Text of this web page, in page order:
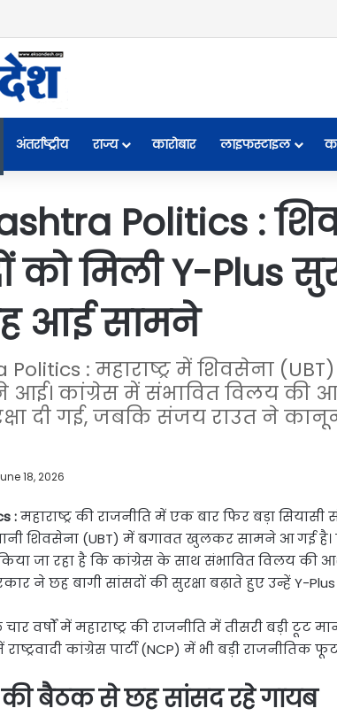
अंतर्राष्ट्रीय राज्य कारोबार लाइफस्टाइल
Politics :
को मिली Y-Plus
आई सामने
: महाराष्ट्र में शिवसेना
कांग्रेस में संभावित विलय की
दी गई, जबकि संजय राउत ने
18, 2026
:महाराष्ट्र की राजनीति में एक बार फिर बड़ा
शिवसेना (UBT) में बगावत खुलकर सामने आ गई है।
जा रहा है कि कांग्रेस के साथ संभावित विलय की
ने छह बागी सांसदों की सुरक्षा बढ़ाते हुए उन्हें Y-
वर्षों में महाराष्ट्र की राजनीति में तीसरी बड़ी टूट
कांग्रेस पार्टी (NCP) में भी बड़ी राजनीतिक
बैठक से छह सांसद रहे गायब